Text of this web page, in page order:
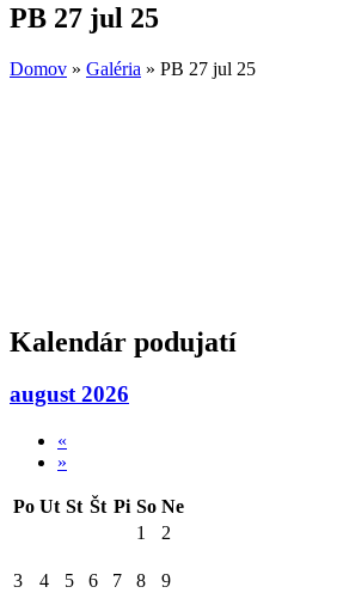
PB 27 jul 25
Domov » Galéria » PB 27 jul 25
Kalendár podujatí
august 2026
«
»
Po Ut St Št Pi So Ne
1
2
3 4 5 6 7 8 9